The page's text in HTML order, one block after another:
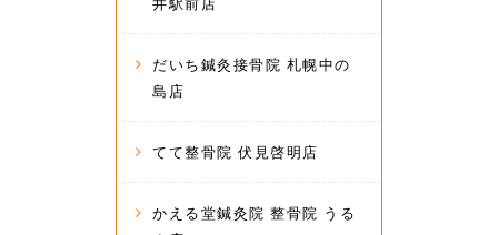
井駅前店
だいち鍼灸接骨院 札幌中の
島店
てて整骨院 伏見啓明店
かえる堂鍼灸院 整骨院 うる